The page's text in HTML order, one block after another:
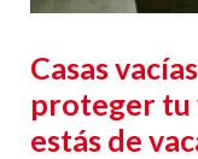
Casas
proteger tu
estás de